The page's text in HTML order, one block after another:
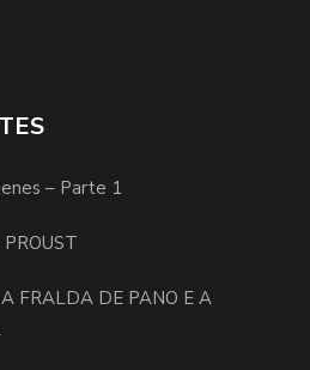
– Parte 1
FRALDA DE PANO E A